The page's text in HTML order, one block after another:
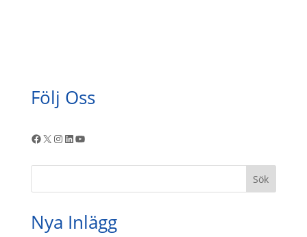
Följ Oss
Facebook
X Instagram
LinkedIn
YouTube
Sök
Nya Inlägg